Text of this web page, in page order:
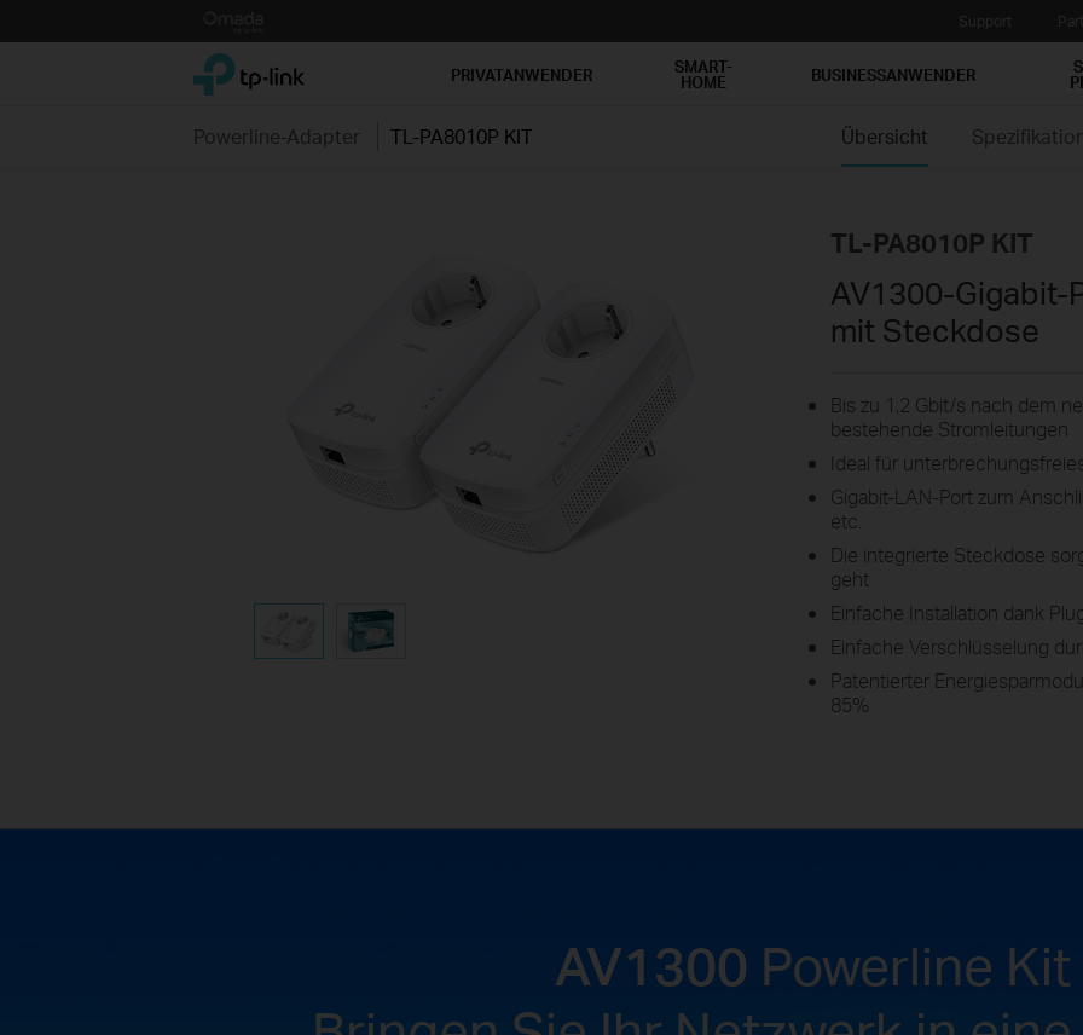
to
TP-Link, Reliably Smart PRIVATANWENDER SMART-
HOME BUSINESSANWENDER
Powerline-Adapter TL-PA8010P KIT Übersicht
TL-PA8010P KIT
AV1300-Gigabit-
mit Steckdose
Bis zu 1,2 Gbit/s nach dem
bestehende Stromleitungen
Ideal für
Gigabit-LAN-Port zum
etc.
Die integrierte Steckdose
geht
Einfache Installation dank
Einfache Verschlüsselung
Patentierter
85%
AV1300 Powerline Kit